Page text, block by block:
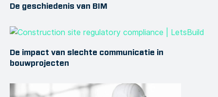
De geschiedenis van BIM
De impact van slechte communicatie in
bouwprojecten